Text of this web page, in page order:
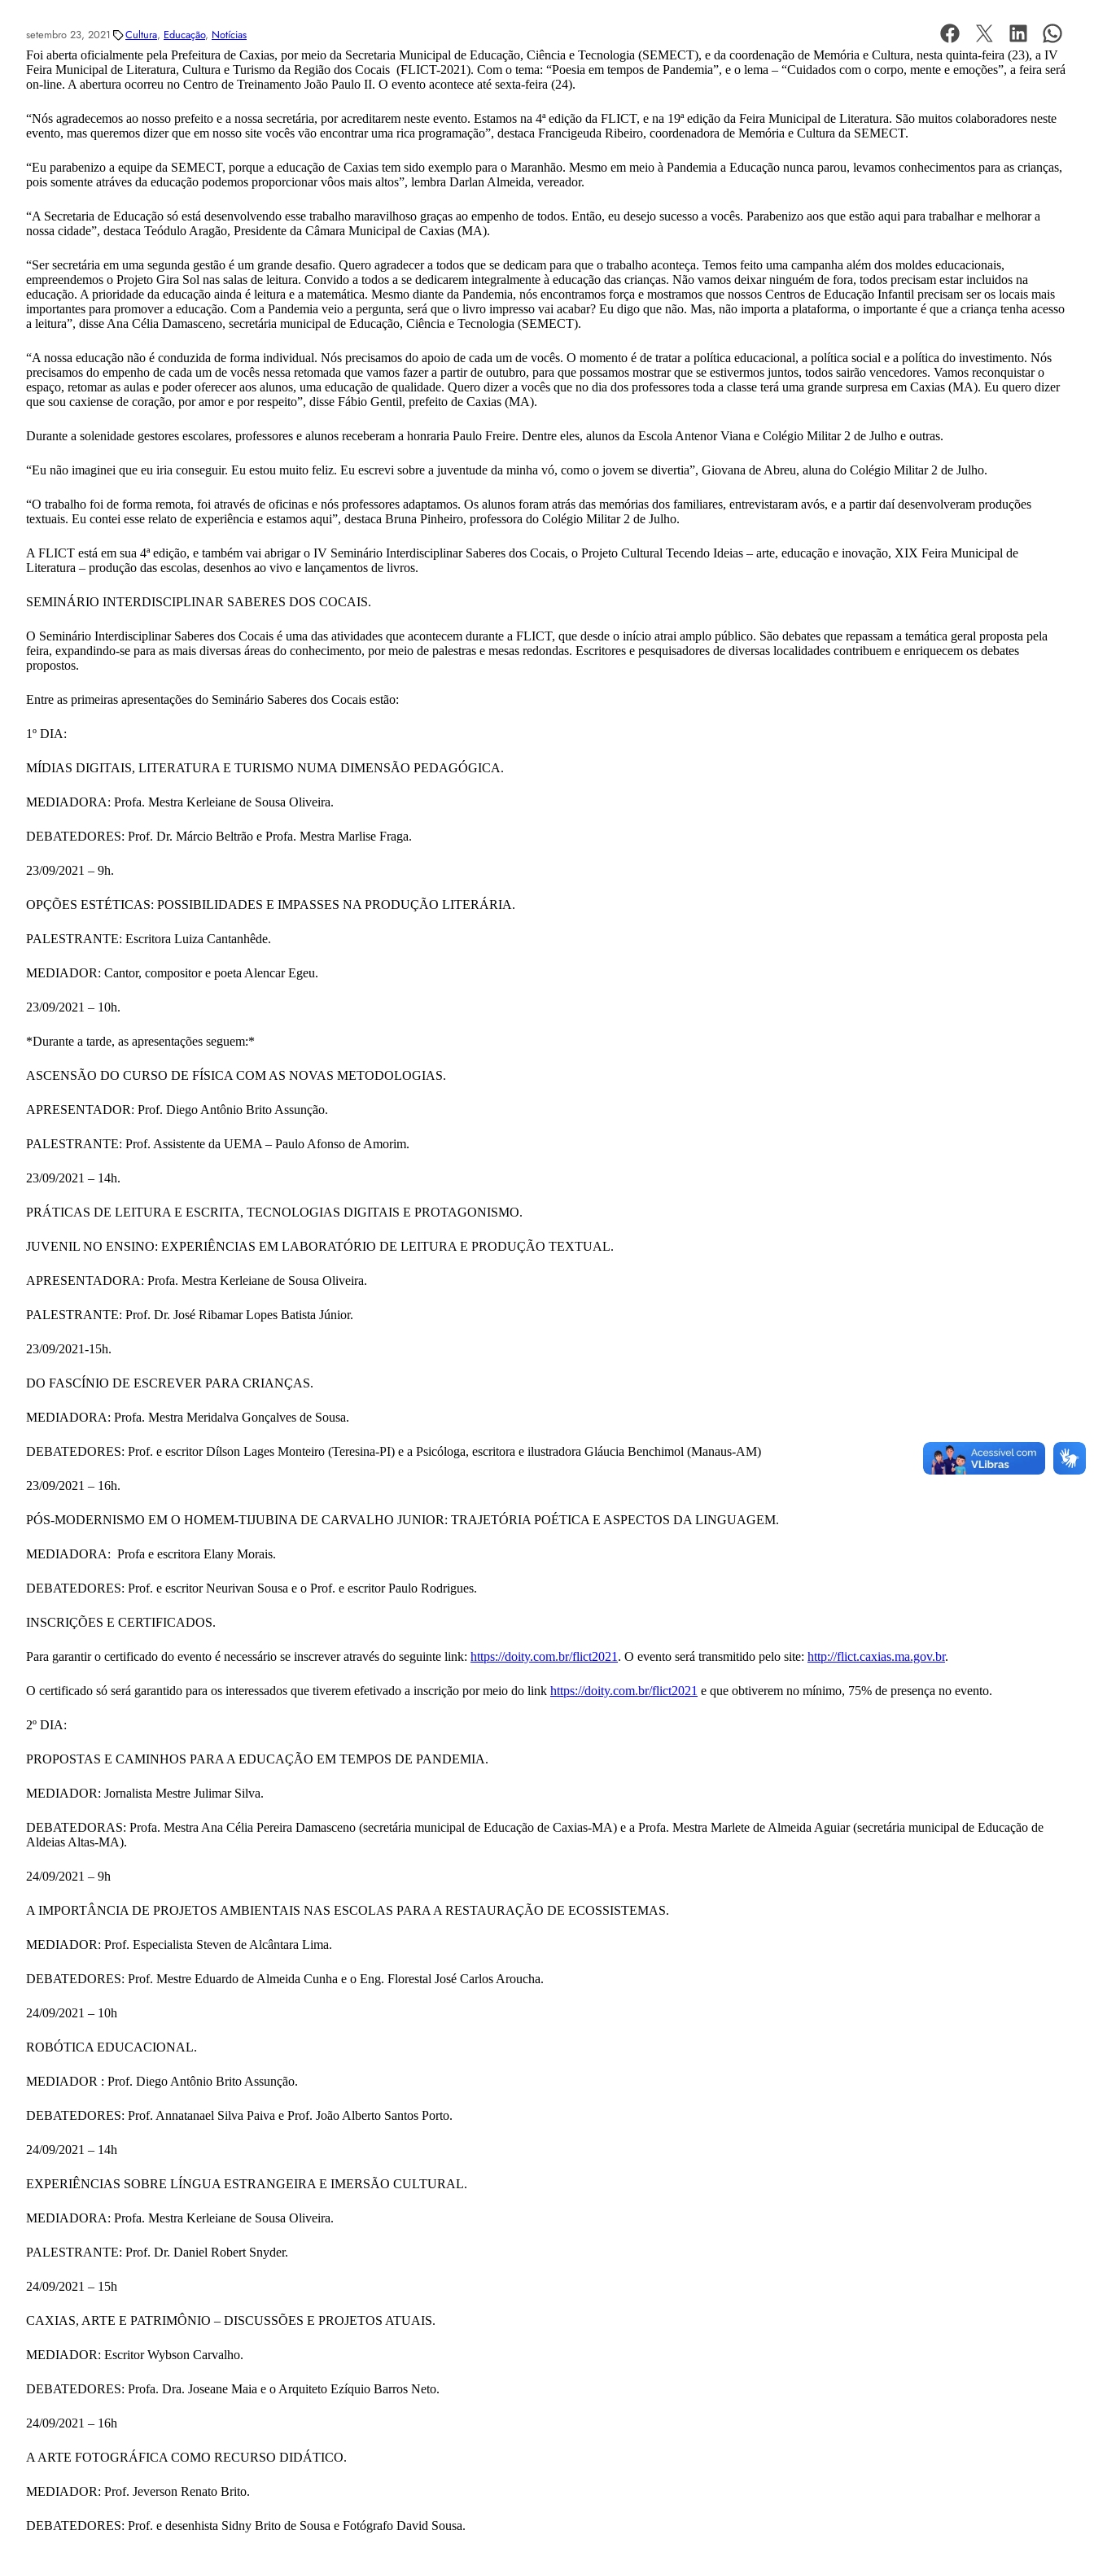
setembro 23, 2021 Cultura, Educação, Notícias
Foi aberta oficialmente pela Prefeitura de Caxias, por meio da Secretaria Municipal de Educação, Ciência e Tecnologia (SEMECT), e da coordenação de Memória e Cultura, nesta quinta-feira (23), a IV
Feira Municipal de Literatura, Cultura e Turismo da Região dos Cocais (FLICT-2021). Com o tema: “Poesia em tempos de Pandemia”, e o lema – “Cuidados com o corpo, mente e emoções”, a feira será
on-line. A abertura ocorreu no Centro de Treinamento João Paulo II. O evento acontece até sexta-feira (24).
“Nós agradecemos ao nosso prefeito e a nossa secretária, por acreditarem neste evento. Estamos na 4ª edição da FLICT, e na 19ª edição da Feira Municipal de Literatura. São muitos colaboradores neste
evento, mas queremos dizer que em nosso site vocês vão encontrar uma rica programação”, destaca Francigeuda Ribeiro, coordenadora de Memória e Cultura da SEMECT.
“Eu parabenizo a equipe da SEMECT, porque a educação de Caxias tem sido exemplo para o Maranhão. Mesmo em meio à Pandemia a Educação nunca parou, levamos conhecimentos para as crianças,
pois somente atráves da educação podemos proporcionar vôos mais altos”, lembra Darlan Almeida, vereador.
“A Secretaria de Educação só está desenvolvendo esse trabalho maravilhoso graças ao empenho de todos. Então, eu desejo sucesso a vocês. Parabenizo aos que estão aqui para trabalhar e melhorar a
nossa cidade”, destaca Teódulo Aragão, Presidente da Câmara Municipal de Caxias (MA).
“Ser secretária em uma segunda gestão é um grande desafio. Quero agradecer a todos que se dedicam para que o trabalho aconteça. Temos feito uma campanha além dos moldes educacionais,
empreendemos o Projeto Gira Sol nas salas de leitura. Convido a todos a se dedicarem integralmente à educação das crianças. Não vamos deixar ninguém de fora, todos precisam estar incluidos na
educação. A prioridade da educação ainda é leitura e a matemática. Mesmo diante da Pandemia, nós encontramos força e mostramos que nossos Centros de Educação Infantil precisam ser os locais mais
importantes para promover a educação. Com a Pandemia veio a pergunta, será que o livro impresso vai acabar? Eu digo que não. Mas, não importa a plataforma, o importante é que a criança tenha acesso
a leitura”, disse Ana Célia Damasceno, secretária municipal de Educação, Ciência e Tecnologia (SEMECT).
“A nossa educação não é conduzida de forma individual. Nós precisamos do apoio de cada um de vocês. O momento é de tratar a política educacional, a política social e a política do investimento. Nós
precisamos do empenho de cada um de vocês nessa retomada que vamos fazer a partir de outubro, para que possamos mostrar que se estivermos juntos, todos sairão vencedores. Vamos reconquistar o
espaço, retomar as aulas e poder oferecer aos alunos, uma educação de qualidade. Quero dizer a vocês que no dia dos professores toda a classe terá uma grande surpresa em Caxias (MA). Eu quero dizer
que sou caxiense de coração, por amor e por respeito”, disse Fábio Gentil, prefeito de Caxias (MA).
Durante a solenidade gestores escolares, professores e alunos receberam a honraria Paulo Freire. Dentre eles, alunos da Escola Antenor Viana e Colégio Militar 2 de Julho e outras.
“Eu não imaginei que eu iria conseguir. Eu estou muito feliz. Eu escrevi sobre a juventude da minha vó, como o jovem se divertia”, Giovana de Abreu, aluna do Colégio Militar 2 de Julho.
“O trabalho foi de forma remota, foi através de oficinas e nós professores adaptamos. Os alunos foram atrás das memórias dos familiares, entrevistaram avós, e a partir daí desenvolveram produções
textuais. Eu contei esse relato de experiência e estamos aqui”, destaca Bruna Pinheiro, professora do Colégio Militar 2 de Julho.
A FLICT está em sua 4ª edição, e também vai abrigar o IV Seminário Interdisciplinar Saberes dos Cocais, o Projeto Cultural Tecendo Ideias – arte, educação e inovação, XIX Feira Municipal de
Literatura – produção das escolas, desenhos ao vivo e lançamentos de livros.
SEMINÁRIO INTERDISCIPLINAR SABERES DOS COCAIS.
O Seminário Interdisciplinar Saberes dos Cocais é uma das atividades que acontecem durante a FLICT, que desde o início atrai amplo público. São debates que repassam a temática geral proposta pela
feira, expandindo-se para as mais diversas áreas do conhecimento, por meio de palestras e mesas redondas. Escritores e pesquisadores de diversas localidades contribuem e enriquecem os debates
propostos.
Entre as primeiras apresentações do Seminário Saberes dos Cocais estão:
1º DIA:
MÍDIAS DIGITAIS, LITERATURA E TURISMO NUMA DIMENSÃO PEDAGÓGICA.
MEDIADORA: Profa. Mestra Kerleiane de Sousa Oliveira.
DEBATEDORES: Prof. Dr. Márcio Beltrão e Profa. Mestra Marlise Fraga.
23/09/2021 – 9h.
OPÇÕES ESTÉTICAS: POSSIBILIDADES E IMPASSES NA PRODUÇÃO LITERÁRIA.
PALESTRANTE: Escritora Luiza Cantanhêde.
MEDIADOR: Cantor, compositor e poeta Alencar Egeu.
23/09/2021 – 10h.
*Durante a tarde, as apresentações seguem:*
ASCENSÃO DO CURSO DE FÍSICA COM AS NOVAS METODOLOGIAS.
APRESENTADOR: Prof. Diego Antônio Brito Assunção.
PALESTRANTE: Prof. Assistente da UEMA – Paulo Afonso de Amorim.
23/09/2021 – 14h.
PRÁTICAS DE LEITURA E ESCRITA, TECNOLOGIAS DIGITAIS E PROTAGONISMO.
JUVENIL NO ENSINO: EXPERIÊNCIAS EM LABORATÓRIO DE LEITURA E PRODUÇÃO TEXTUAL.
APRESENTADORA: Profa. Mestra Kerleiane de Sousa Oliveira.
PALESTRANTE: Prof. Dr. José Ribamar Lopes Batista Júnior.
23/09/2021-15h.
DO FASCÍNIO DE ESCREVER PARA CRIANÇAS.
MEDIADORA: Profa. Mestra Meridalva Gonçalves de Sousa.
DEBATEDORES: Prof. e escritor Dílson Lages Monteiro (Teresina-PI) e a Psicóloga, escritora e ilustradora Gláucia Benchimol (Manaus-AM)
23/09/2021 – 16h.
PÓS-MODERNISMO EM O HOMEM-TIJUBINA DE CARVALHO JUNIOR: TRAJETÓRIA POÉTICA E ASPECTOS DA LINGUAGEM.
MEDIADORA: Profa e escritora Elany Morais.
DEBATEDORES: Prof. e escritor Neurivan Sousa e o Prof. e escritor Paulo Rodrigues.
INSCRIÇÕES E CERTIFICADOS.
Para garantir o certificado do evento é necessário se inscrever através do seguinte link: https://doity.com.br/flict2021 . O evento será transmitido pelo site: http://flict.caxias.ma.gov.br.
O certificado só será garantido para os interessados que tiverem efetivado a inscrição por meio do link https://doity.com.br/flict2021 e que obtiverem no mínimo, 75% de presença no evento.
2º DIA:
PROPOSTAS E CAMINHOS PARA A EDUCAÇÃO EM TEMPOS DE PANDEMIA.
MEDIADOR: Jornalista Mestre Julimar Silva.
DEBATEDORAS: Profa. Mestra Ana Célia Pereira Damasceno (secretária municipal de Educação de Caxias-MA) e a Profa. Mestra Marlete de Almeida Aguiar (secretária municipal de Educação de
Aldeias Altas-MA).
24/09/2021 – 9h
A IMPORTÂNCIA DE PROJETOS AMBIENTAIS NAS ESCOLAS PARA A RESTAURAÇÃO DE ECOSSISTEMAS.
MEDIADOR: Prof. Especialista Steven de Alcântara Lima.
DEBATEDORES: Prof. Mestre Eduardo de Almeida Cunha e o Eng. Florestal José Carlos Aroucha.
24/09/2021 – 10h
ROBÓTICA EDUCACIONAL.
MEDIADOR : Prof. Diego Antônio Brito Assunção.
DEBATEDORES: Prof. Annatanael Silva Paiva e Prof. João Alberto Santos Porto.
24/09/2021 – 14h
EXPERIÊNCIAS SOBRE LÍNGUA ESTRANGEIRA E IMERSÃO CULTURAL.
MEDIADORA: Profa. Mestra Kerleiane de Sousa Oliveira.
PALESTRANTE: Prof. Dr. Daniel Robert Snyder.
24/09/2021 – 15h
CAXIAS, ARTE E PATRIMÔNIO – DISCUSSÕES E PROJETOS ATUAIS.
MEDIADOR: Escritor Wybson Carvalho.
DEBATEDORES: Profa. Dra. Joseane Maia e o Arquiteto Ezíquio Barros Neto.
24/09/2021 – 16h
A ARTE FOTOGRÁFICA COMO RECURSO DIDÁTICO.
MEDIADOR: Prof. Jeverson Renato Brito.
DEBATEDORES: Prof. e desenhista Sidny Brito de Sousa e Fotógrafo David Sousa.